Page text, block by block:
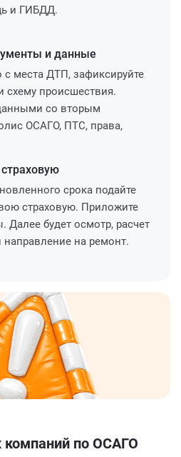
и ГИБДД.
и данные
с места ДТП, зафиксируйте
схему происшествия.
со вторым
ОСАГО, ПТС, права,
страховую
срока подайте
страховую. Приложите
Далее будет осмотр, расчет
на ремонт.
компаний по ОСАГО